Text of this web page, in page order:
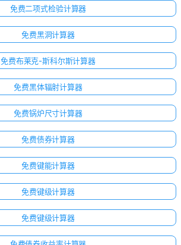
免费二项式检验计算器
免费黑洞计算器
免费布莱克-斯科尔斯计算器
免费黑体辐射计算器
免费锅炉尺寸计算器
免费债券计算器
免费键能计算器
免费键级计算器
免费键级计算器